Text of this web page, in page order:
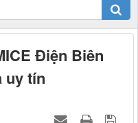
Điện Biên
uy tín